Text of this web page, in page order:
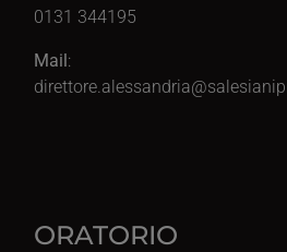
0131 344195
Mail :
ORATORIO